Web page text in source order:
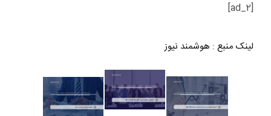
[ad_2]
لینک منبع : هوشمند نیوز